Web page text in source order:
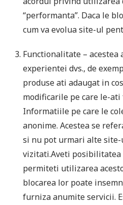
“performanta”. Daca le
cum va evolua site-ul
Functionalitate –
experientei dvs., de
produse ati adaugat in
modificarile pe care le-ati
Informatiile pe care le
anonime. Acestea se
si nu pot urmari alte
vizitati.Aveti posibilitatea
permiteti utilizarea
blocarea lor poate
furniza anumite servicii.